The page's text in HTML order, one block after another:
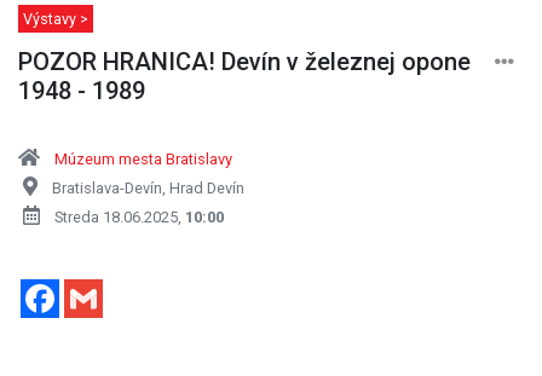
Výstavy >
POZOR HRANICA! Devín v železnej opone
1948 - 1989
Múzeum mesta Bratislavy
Bratislava-Devín, Hrad Devín
Streda 18.06.2025, 10:00
Facebook